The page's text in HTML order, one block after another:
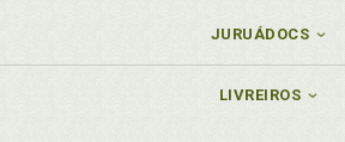
JURUÁDOCS
LIVREIROS